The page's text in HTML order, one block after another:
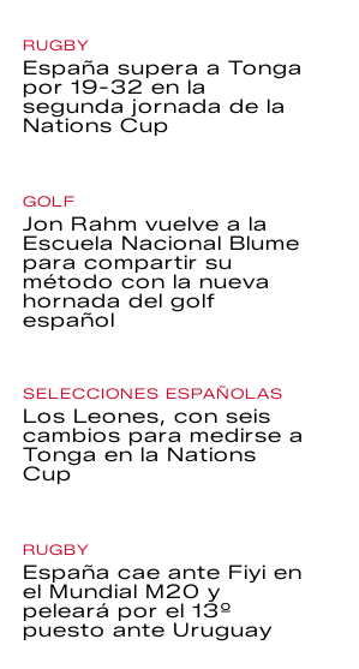
RUGBY
España supera a Tonga
por 19-32 en la
segunda jornada de la
Nations Cup
GOLF
Jon Rahm vuelve a la
Escuela Nacional Blume
para compartir su
método con la nueva
hornada del golf
español
SELECCIONES ESPAÑOLAS
Los Leones, con seis
cambios para medirse a
Tonga en la Nations
Cup
RUGBY
España cae ante Fiyi en
el Mundial M20 y
peleará por el 13º
puesto ante Uruguay